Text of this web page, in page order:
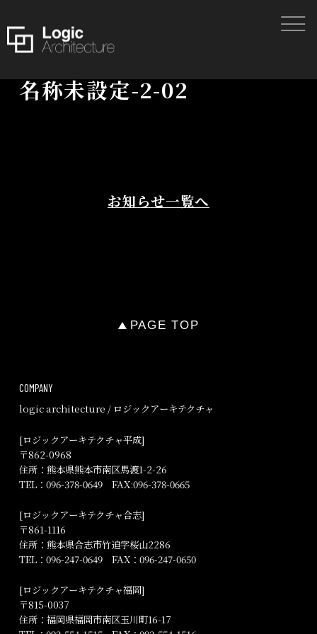
名称未設定-2-02
お知らせ一覧へ
PAGE TOP
COMPANY
logic architecture / ロジックアーキテクチャ
[ロジックアーキテクチャ平成]
〒862-0968
住所：熊本県熊本市南区馬渡1-2-26
TEL： 096-378-0649FAX:096-378-0665
[ロジックアーキテクチャ合志]
〒861-1116
住所：熊本県合志市竹迫字桜山2286
TEL： 096-247-0649FAX：096-247-0650
[ロジックアーキテクチャ福岡]
〒815-0037
住所：福岡県福岡市南区玉川町16-17